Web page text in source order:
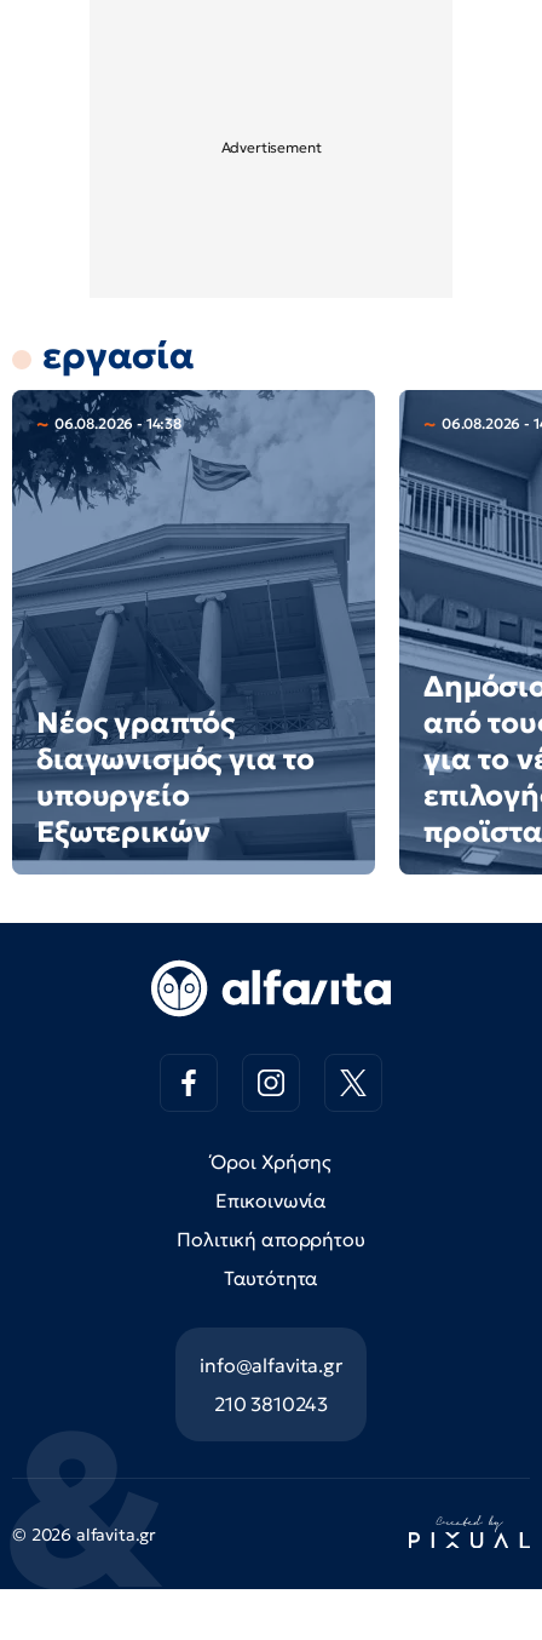
εργασία
06.08.2026 - 14:38
Νέος γραπτός
διαγωνισμός για το
υπουργείο
Εξωτερικών
06.08.2026 -
από
για το
Όροι Χρήσης
Επικοινωνία
Πολιτική απορρήτου
Ταυτότητα
info@alfavita.gr
210 3810243
© 2026 alfavita.gr